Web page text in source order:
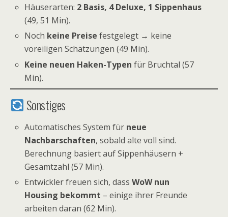
Häuserarten: 2 Basis, 4 Deluxe, 1 Sippenhaus
(49, 51 Min).
Noch keine Preise festgelegt → keine
voreiligen Schätzungen (49 Min).
Keine neuen Haken-Typen für Bruchtal (57
Min).
Sonstiges
Automatisches System für neue
Nachbarschaften, sobald alte voll sind.
Berechnung basiert auf Sippenhäusern +
Gesamtzahl (57 Min).
Entwickler freuen sich, dassWoW nun
Housing bekommt – einige ihrer Freunde
arbeiten daran (62 Min).